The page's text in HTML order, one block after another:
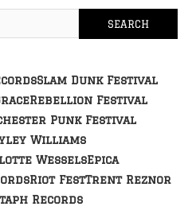
Slam Dunk Festival
Rebellion Festival
Punk Festival
Williams
WesselsEpica
Riot FestTrent Reznor
Records